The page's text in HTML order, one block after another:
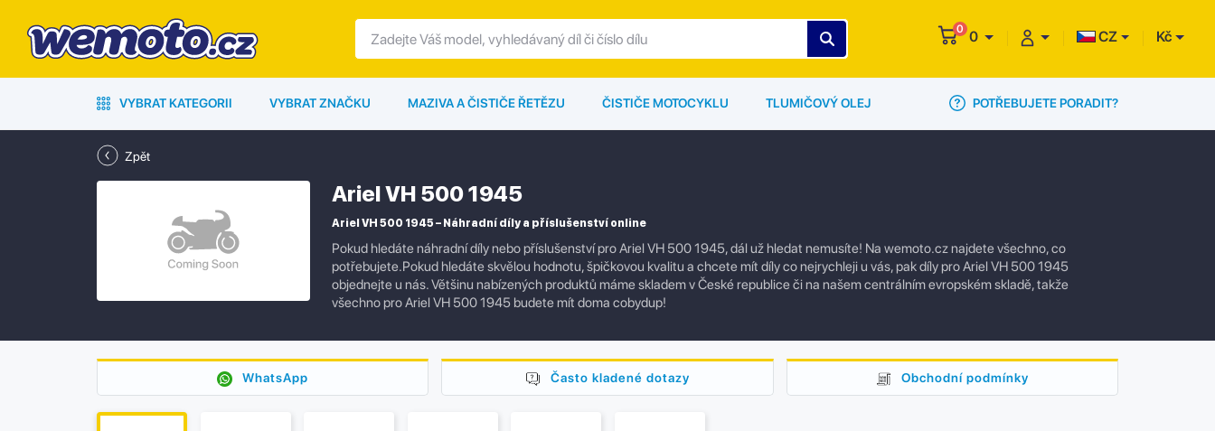
0 0 CZ Kč
VYBRAT KATEGORII VYBRAT ZNAČKU MAZIVA A ČISTIČE ŘETĚZU ČISTIČE MOTOCYKLU TLUMIČOVÝ OLEJ POTŘEBUJETE PORADIT?
Zpět
Ariel VH 500 1945
Ariel VH 500 1945 – Náhradní díly a příslušenství online
Pokud hledáte náhradní díly nebo příslušenství pro Ariel VH 500 1945, dál už hledat nemusíte! Na wemoto.cz najdete všechno, co
potřebujete.Pokud hledáte skvělou hodnotu, špičkovou kvalitu a chcete mít díly co nejrychleji u vás, pak díly pro Ariel VH 500 1945
objednejte u nás. Většinu nabízených produktů máme skladem v České republice či na našem centrálním evropském skladě, takže
všechno pro Ariel VH 500 1945 budete mít doma cobydup!
WhatsApp Často kladené dotazy Obchodní podmínky